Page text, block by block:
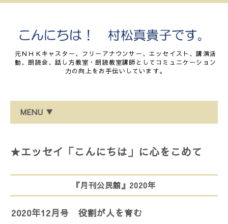
元ＮＨＫキャスター、フリーアナウンサー、エッセイスト、講演活
動、朗読会、話し方教室・朗読教室講師としてコミュニケーション
力の向上をお手伝いしています。
MENU ▼
★エッセイ「こんにちは」に心をこめて
『月刊公民館』2020年
2020年12月号 役割が人を育む